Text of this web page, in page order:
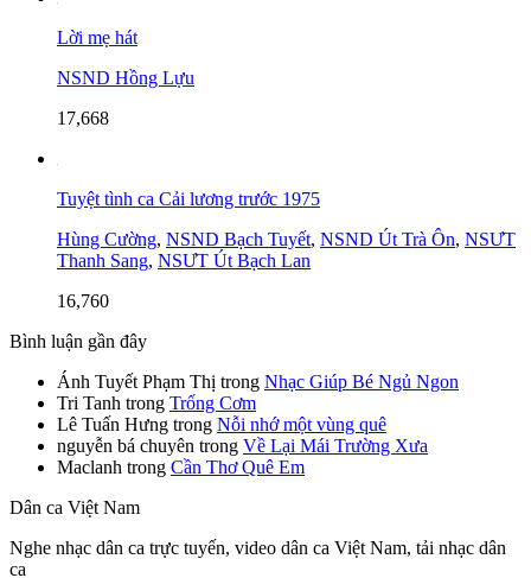
Lời mẹ hát
NSND Hồng Lựu
17,668
Tuyệt tình ca Cải lương trước 1975
Hùng Cường, NSND Bạch Tuyết, NSND Út Trà Ôn, NSƯT
Thanh Sang, NSƯT Út Bạch Lan
16,760
Bình luận gần đây
Ánh Tuyết Phạm Thị trong Nhạc Giúp Bé Ngủ Ngon
Tri Tanh trong Trống Cơm
Lê Tuấn Hưng trong Nỗi nhớ một vùng quê
nguyễn bá chuyên trong Về Lại Mái Trường Xưa
Maclanh trong Cần Thơ Quê Em
Dân ca Việt Nam
Nghe nhạc dân ca trực tuyến, video dân ca Việt Nam, tải nhạc dân
ca